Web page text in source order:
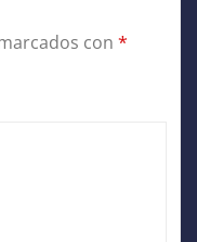
con *